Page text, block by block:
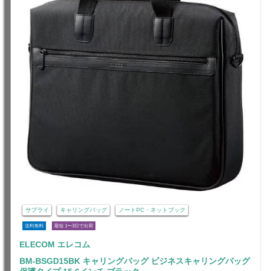
サプライ キャリングバッグ ノートPC・ネットブック
送料無料 最短 1〜3日で出荷
ELECOM エレコム
BM-BSGD15BK キャリングバッグ ビジネスキャリングバッグ